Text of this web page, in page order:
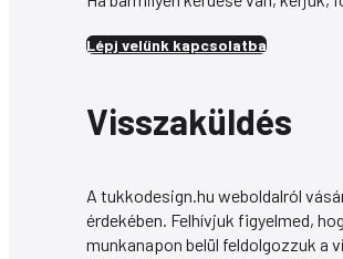
Lépj velünk kapcsolatba
Visszaküldés
A tukkodesign.hu weboldalról
érdekében. Felhívjuk figyelmed,
munkanapon belül feldolgozzuk a